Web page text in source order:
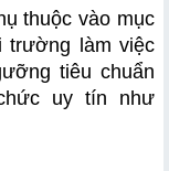
thuộc vào mục
trường làm việc
tiêu chuẩn
uy tín như